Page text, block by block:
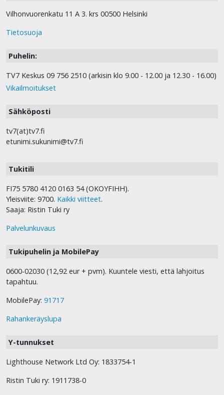
Vilhonvuorenkatu 11 A 3. krs 00500 Helsinki
Tietosuoja
Puhelin:
TV7 Keskus 09 756 2510 (arkisin klo 9.00 - 12.00 ja 12.30 - 16.00)
Vikailmoitukset
Sähköposti
tv7(at)tv7.fi
etunimi.sukunimi@tv7.fi
Tukitili
FI75 5780 4120 0163 54 (OKOYFIHH).
Yleisviite: 9700. Kaikki viitteet.
Saaja: Ristin Tuki ry
Palvelunkuvaus
Tukipuhelin ja MobilePay
0600-02030 (12,92 eur + pvm). Kuuntele viesti, että lahjoitus
tapahtuu.
MobilePay: 91717
Rahankeräyslupa
Y-tunnukset
Lighthouse Network Ltd Oy: 1833754-1
Ristin Tuki ry: 1911738-0